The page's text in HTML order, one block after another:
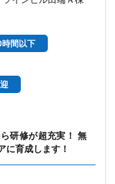
間以下
研修が超充実！ 無
に育成します！